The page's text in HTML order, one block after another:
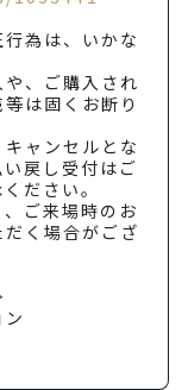
為は、いかな
、ご購入され
は固くお断り
ャンセルとな
戻し受付はご
ださい。
ご来場時のお
く場合がござ